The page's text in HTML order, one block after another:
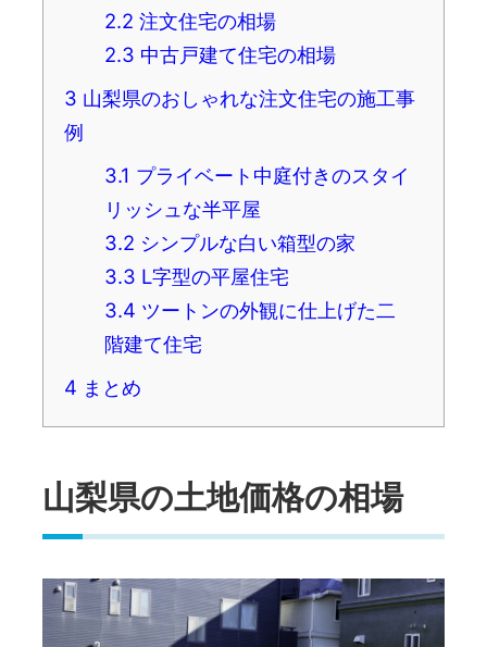
2.2 注文住宅の相場
2.3 中古戸建て住宅の相場
3 山梨県のおしゃれな注文住宅の施工事
例
3.1 プライベート中庭付きのスタイ
リッシュな半平屋
3.2 シンプルな白い箱型の家
3.3 L字型の平屋住宅
3.4 ツートンの外観に仕上げた二
階建て住宅
4 まとめ
山梨県の土地価格の相場